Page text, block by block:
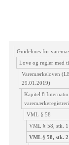
Guidelines for
Love og regler med
Varemærkeloven
29.01.2019)
Kapitel 8
VML § 58
VML § 58, stk. 1
VML § 58, stk. 2